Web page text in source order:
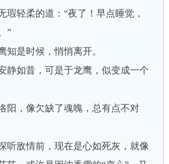
轻柔的道：“夜了！早点睡觉，
”
是时候，悄悄离开。
如昔，可是于龙鹰，似变成一个
，像欠缺了魂魄，总有点不对
敌情前，现在是心如死灰，就像